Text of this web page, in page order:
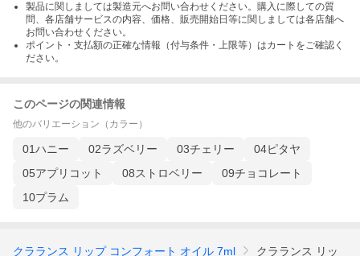
製品に関しましては製造元へお問い合わせください。購入に際しての質
問、各店舗サービスの内容、価格、販売開始日等に関しましては各店舗へ
お問い合わせください。
ポイント・支払額の正確な情報（付与条件・上限等）はカートをご確認く
ださい。
このページの関連情報
他のバリエーション（カラー）
01ハニー 02ラズベリー 03チェリー
04ピタヤ
05アプリコット
08ストロベリー
09チョコレート
10プラム
クラランス リップ コンフォート オイル 7ml クラランス リッ